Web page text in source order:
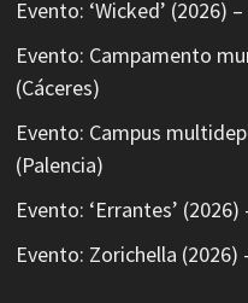
Evento: ‘Wicked’ (2026)
Evento: Campamento
(Cáceres)
Evento: Campus
(Palencia)
Evento: ‘Errantes’
Evento: Zorichella (2026)